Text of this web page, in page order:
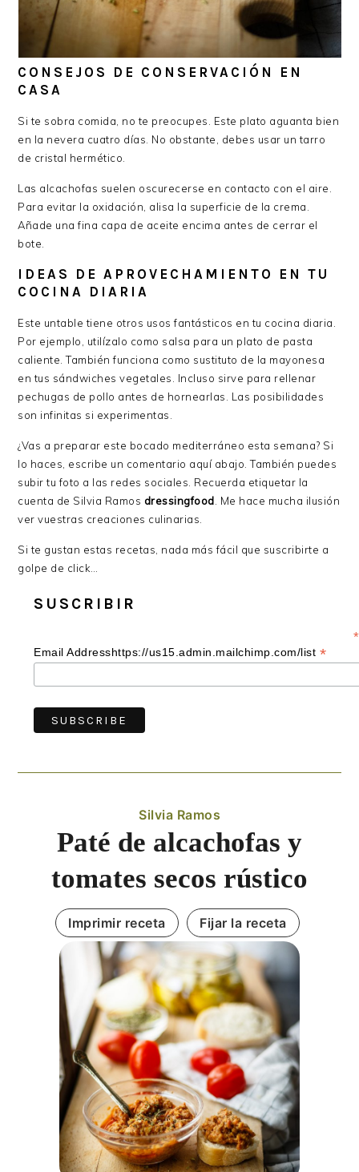
CONSEJOS DE CONSERVACIÓN EN
CASA
Si te sobra comida, no te preocupes. Este plato aguanta bien
en la nevera cuatro días. No obstante, debes usar un tarro
de cristal hermético.
Las alcachofas suelen oscurecerse en contacto con el aire.
Para evitar la oxidación, alisa la superficie de la crema.
Añade una fina capa de aceite encima antes de cerrar el
bote.
IDEAS DE APROVECHAMIENTO EN TU
COCINA DIARIA
Este untable tiene otros usos fantásticos en tu cocina diaria.
Por ejemplo, utilízalo como salsa para un plato de pasta
caliente. También funciona como sustituto de la mayonesa
en tus sándwiches vegetales. Incluso sirve para rellenar
pechugas de pollo antes de hornearlas. Las posibilidades
son infinitas si experimentas.
¿Vas a preparar este bocado mediterráneo esta semana? Si
lo haces, escribe un comentario aquí abajo. También puedes
subir tu foto a las redes sociales. Recuerda etiquetar la
cuenta de Silvia Ramos dressingfood . Me hace mucha ilusión
ver vuestras creaciones culinarias.
Si te gustan estas recetas, nada más fácil que suscribirte a
golpe de click…
SUSCRIBIR
*
Email Addresshttps://us15.admin.mailchimp.com/list *
Silvia Ramos
Paté de alcachofas y
tomates secos rústico
Imprimir receta Fijar la receta